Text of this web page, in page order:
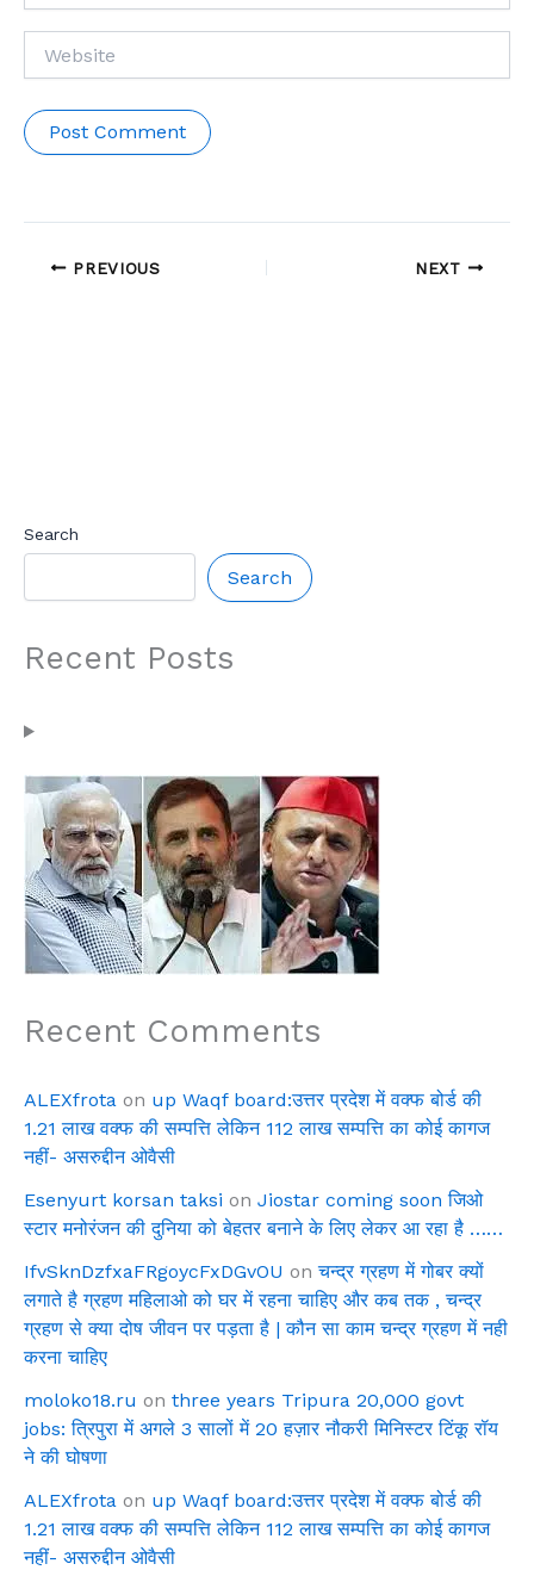
PREVIOUS NEXT
Search
Search
Recent Posts
Recent Comments
ALEXfrota on up Waqf board:उत्तर प्रदेश में वक्फ बोर्ड की
1.21 लाख वक्फ की सम्पत्ति लेकिन 112 लाख सम्पत्ति का कोई कागज
नहीं- असरुद्दीन ओवैसी
Esenyurt korsan taksi on Jiostar coming soon जिओ
स्टार मनोरंजन की दुनिया को बेहतर बनाने के लिए लेकर आ रहा है ……
IfvSknDzfxaFRgoycFxDGvOU onचन्द्र ग्रहण में गोबर क्यों
लगाते है ग्रहण महिलाओ को घर में रहना चाहिए और कब तक , चन्द्र
ग्रहण से क्या दोष जीवन पर पड़ता है | कौन सा काम चन्द्र ग्रहण में नही
करना चाहिए
moloko18.ru on three years Tripura 20,000 govt
jobs: त्रिपुरा में अगले 3 सालों में 20 हज़ार नौकरी मिनिस्टर टिंकू रॉय
ने की घोषणा
ALEXfrota on up Waqf board:उत्तर प्रदेश में वक्फ बोर्ड की
1.21 लाख वक्फ की सम्पत्ति लेकिन 112 लाख सम्पत्ति का कोई कागज
नहीं- असरुद्दीन ओवैसी